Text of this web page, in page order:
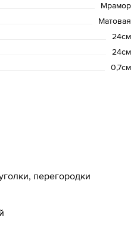
Мрамор
Матовая
24см
24см
0,7см
перегородки